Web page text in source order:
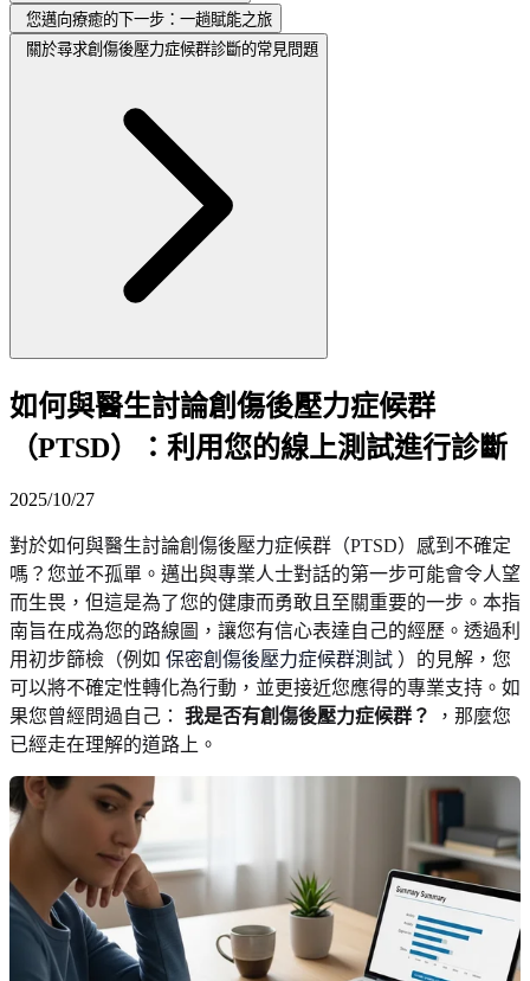
您邁向療癒的下一步：一趟賦能之旅
關於尋求創傷後壓力症候群診斷的常見問題
如何與醫生討論創傷後壓力症候群
（PTSD）：利用您的線上測試進行診斷
2025/10/27
對於如何與醫生討論創傷後壓力症候群（PTSD）感到不確定
嗎？您並不孤單。邁出與專業人士對話的第一步可能會令人望
而生畏，但這是為了您的健康而勇敢且至關重要的一步。本指
南旨在成為您的路線圖，讓您有信心表達自己的經歷。透過利
用初步篩檢（例如 保密創傷後壓力症候群測試 ）的見解，您
可以將不確定性轉化為行動，並更接近您應得的專業支持。如
果您曾經問過自己： 我是否有創傷後壓力症候群？
，那麼您
已經走在理解的道路上。